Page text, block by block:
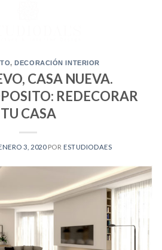
,DECORACIÓN INTERIOR
CASA NUEVA.
REDECORAR
TU CASA
3, 2020POR ESTUDIODAES